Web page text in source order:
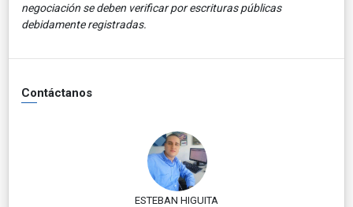
negociación se deben verificar por escrituras públicas
debidamente registradas.
Contáctanos
ESTEBAN HIGUITA